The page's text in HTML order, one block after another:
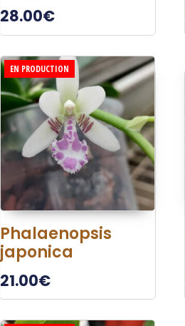
28.00€
EN PRODUCTION
Phalaenopsis
japonica
21.00€